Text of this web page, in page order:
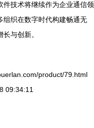
件技术将继续作为企业通信领
组织在数字时代构建畅通无
与创新。
product/79.html
09:34:11